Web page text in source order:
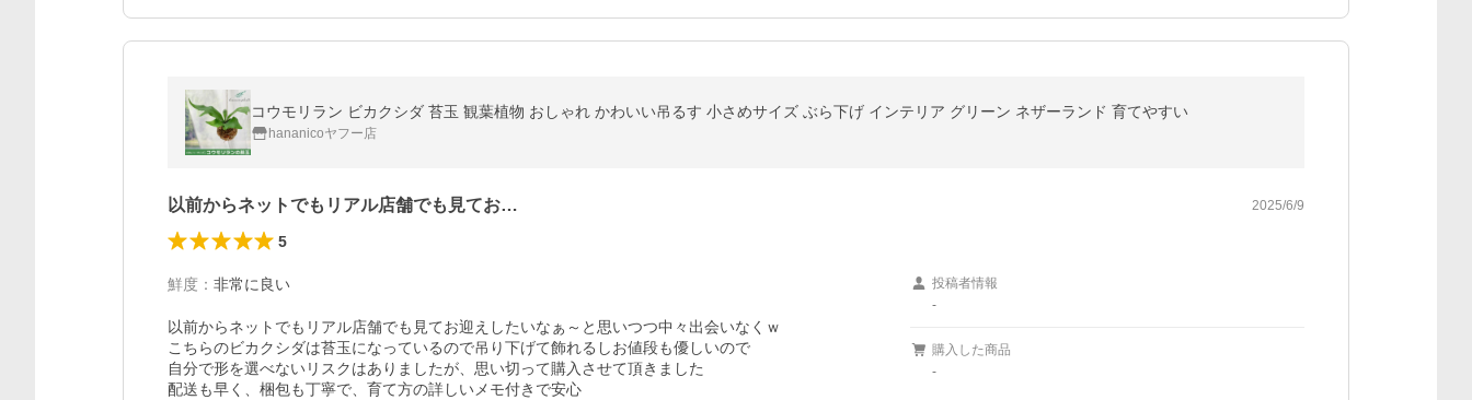
コウモリラン ビカクシダ 苔玉 観葉植物 おしゃれ かわいい吊るす 小さめサイズ ぶら下げ インテリア グリーン ネザーランド 育てやすい
hananicoヤフー店
以前からネットでもリアル店舗でも見てお… 2025/6/9
5
鮮度 ： 非常に良い
以前からネットでもリアル店舗でも見てお迎えしたいなぁ～と思いつつ中々出会いなくｗ
こちらのビカクシダは苔玉になっているので吊り下げて飾れるしお値段も優しいので
自分で形を選べないリスクはありましたが、思い切って購入させて頂きました
配送も早く、梱包も丁寧で、育て方の詳しいメモ付きで安心
投稿者情報
-
購入した商品
-